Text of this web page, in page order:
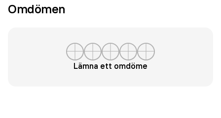
Omdömen
Lämna ett omdöme